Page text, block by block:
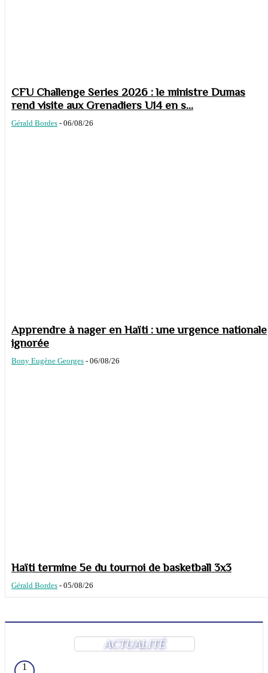
CFU Challenge Series 2026 : le ministre Dumas
rend visite aux Grenadiers U14 en s...
Gérald Bordes - 06/08/26
Apprendre à nager en Haïti : une urgence nationale
ignorée
Bony Eugène Georges - 06/08/26
Haïti termine 5e du tournoi de basketball 3x3
Gérald Bordes - 05/08/26
ACTUALITÉ
1